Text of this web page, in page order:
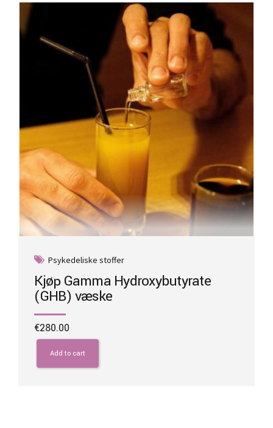
Psykedeliske stoffer
Kjøp Gamma Hydroxybutyrate
(GHB) væske
€280.00
Add to cart